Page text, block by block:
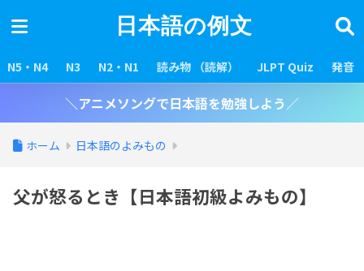
日本語の例文
N5・N4 N3 N2・N1 読み物 （読解） JLPT Quiz 発音
＼アニメソングで日本語を勉強しよう／
ホーム 日本語のよみもの
父が怒るとき【日本語初級よみもの】